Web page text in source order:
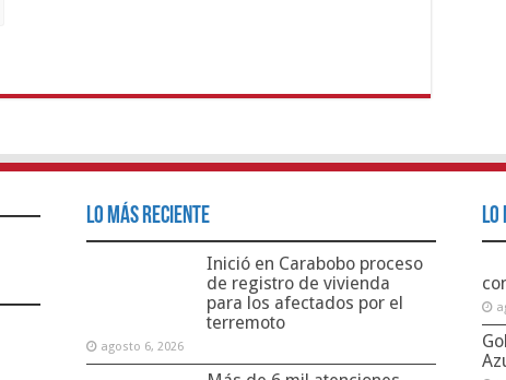
Lo Más Reciente
Inició en Carabobo proceso
de registro de vivienda
para los afectados por el
terremoto
agosto 6, 2026
Lo